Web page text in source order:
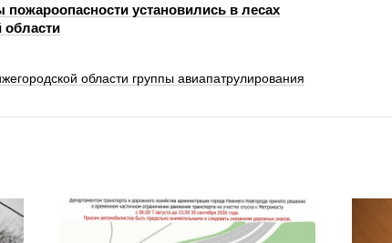
пожароопасности установились в лесах
области
области группы авиапатрулирования